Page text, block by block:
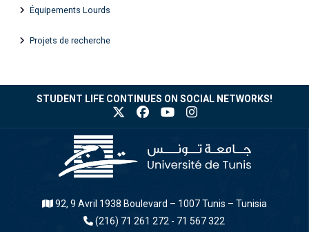
Équipements Lourds
Projets de recherche
STUDENT LIFE CONTINUES ON SOCIAL NETWORKS!
92, 9 Avril 1938 Boulevard – 1007 Tunis – Tunisia
(216) 71 261 272 - 71 567 322